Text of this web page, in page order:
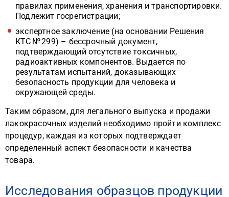
правилах применения, хранения и транспортировки.
Подлежит госрегистрации;
экспертное заключение (на основании Решения
КТС № 299) – бессрочный документ,
подтверждающий отсутствие токсичных,
радиоактивных компонентов. Выдается по
результатам испытаний, доказывающих
безопасность продукции для человека и
окружающей среды.
Таким образом, для легального выпуска и продажи
лакокрасочных изделий необходимо пройти комплекс
процедур, каждая из которых подтверждает
определенный аспект безопасности и качества
товара.
Исследования образцов продукции